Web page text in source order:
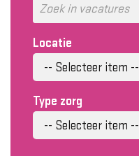
Locatie
-- Selecteer item --
Type zorg
-- Selecteer item --